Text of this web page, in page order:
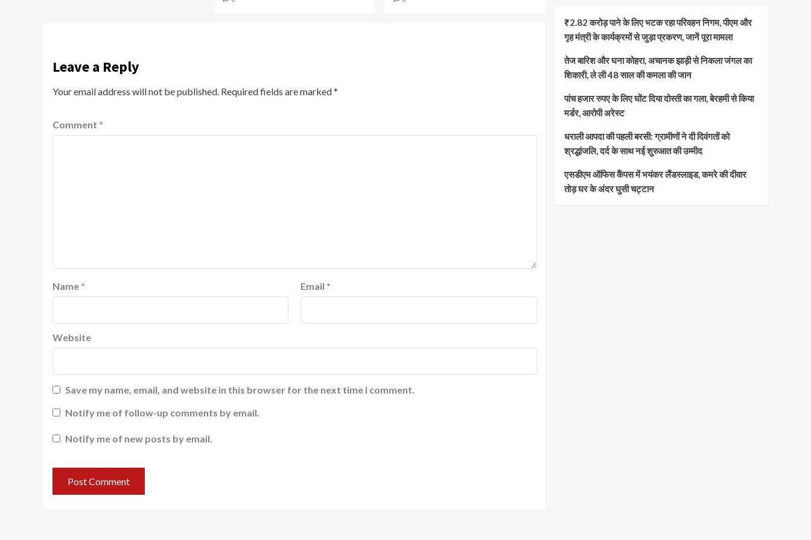
Leave a Reply
Your email address will not be published. Required fields are marked*
Comment *
Name * Email *
Website
Save my name, email, and website in this browser for the next time I comment.
Notify me of follow-up comments by email.
Notify me of new posts by email.
₹2.82 करोड़ पाने के लिए भटक रहा परिवहन निगम, पीएम और
गृह मंत्री के कार्यक्रमों से जुड़ा प्रकरण, जानें पूरा मामला
तेज बारिश और घना कोहरा, अचानक झाड़ी से निकला जंगल का
शिकारी, ले ली 48 साल की कमला की जान
पांच हजार रुपए के लिए घोंट दिया दोस्ती का गला, बेरहमी से किया
मर्डर, आरोपी अरेस्ट
धराली आपदा की पहली बरसी: ग्रामीणों ने दी दिवंगतों को
श्रद्धांजलि, दर्द के साथ नई शुरुआत की उम्मीद
एसडीएम ऑफिस कैंपस में भयंकर लैंडस्लाइड, कमरे की दीवार
तोड़ घर के अंदर घुसी चट्टान